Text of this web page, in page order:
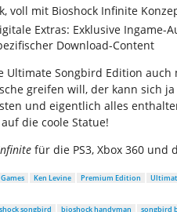
voll mit Bioshock Infinite
Extras: Exklusive
Download-Content
Ultimate Songbird Edition auch
greifen will, der kann sich
und eigentlich alles
die coole Statue!
für die PS3, Xbox 360 und
Ken Levine Premium Edition
songbird bioshock handyman songbird